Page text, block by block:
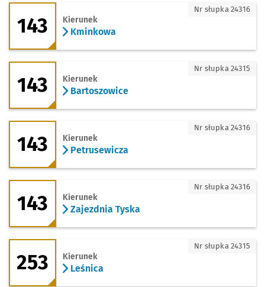
143 - kierunek Kminkowa
143 Kierunek
Kminkowa
Nr słupka 24316
143 - kierunek Bartoszowice
143 Kierunek
Bartoszowice
Nr słupka 24315
143 - kierunek Petrusewicza
143 Kierunek
Petrusewicza
Nr słupka 24316
143 - kierunek Zajezdnia Tyska
143 Kierunek
Zajezdnia Tyska
Nr słupka 24316
253 - kierunek Leśnica
253 Kierunek
Leśnica
Nr słupka 24315